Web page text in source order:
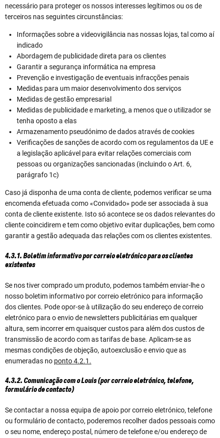
necessário para proteger os nossos interesses legítimos ou os de
terceiros nas seguintes circunstâncias:
Informações sobre a videovigilância nas nossas lojas, tal como aí
indicado
Abordagem de publicidade direta para os clientes
Garantir a segurança informática na empresa
Prevenção e investigação de eventuais infracções penais
Medidas para um maior desenvolvimento dos serviços
Medidas de gestão empresarial
Medidas de publicidade e marketing, a menos que o utilizador se
tenha oposto a elas
Armazenamento pseudónimo de dados através de cookies
Verificações de sanções de acordo com os regulamentos da UE e
a legislação aplicável para evitar relações comerciais com
pessoas ou organizações sancionadas (incluindo o Art. 6,
parágrafo 1c)
Caso já disponha de uma conta de cliente, podemos verificar se uma
encomenda efetuada como «Convidado» pode ser associada à sua
conta de cliente existente. Isto só acontece se os dados relevantes do
cliente coincidirem e tem como objetivo evitar duplicações, bem como
garantir a gestão adequada das relações com os clientes existentes.
4.3.1. Boletim informativo por correio eletrónico para os clientes
existentes
Se nos tiver comprado um produto, podemos também enviar-lhe o
nosso boletim informativo por correio eletrónico para informação
dos clientes. Pode opor-se à utilização do seu endereço de correio
eletrónico para o envio de newsletters publicitárias em qualquer
altura, sem incorrer em quaisquer custos para além dos custos de
transmissão de acordo com as tarifas de base. Aplicam-se as
mesmas condições de objeção, autoexclusão e envio que as
enumeradas no ponto 4.2.1.
4.3.2. Comunicação com o Louis (por correio eletrónico, telefone,
formulário de contacto)
Se contactar a nossa equipa de apoio por correio eletrónico, telefone
ou formulário de contacto, poderemos recolher dados pessoais como
o seu nome, endereço postal, número de telefone e/ou endereço de